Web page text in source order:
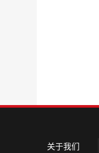
关于我们